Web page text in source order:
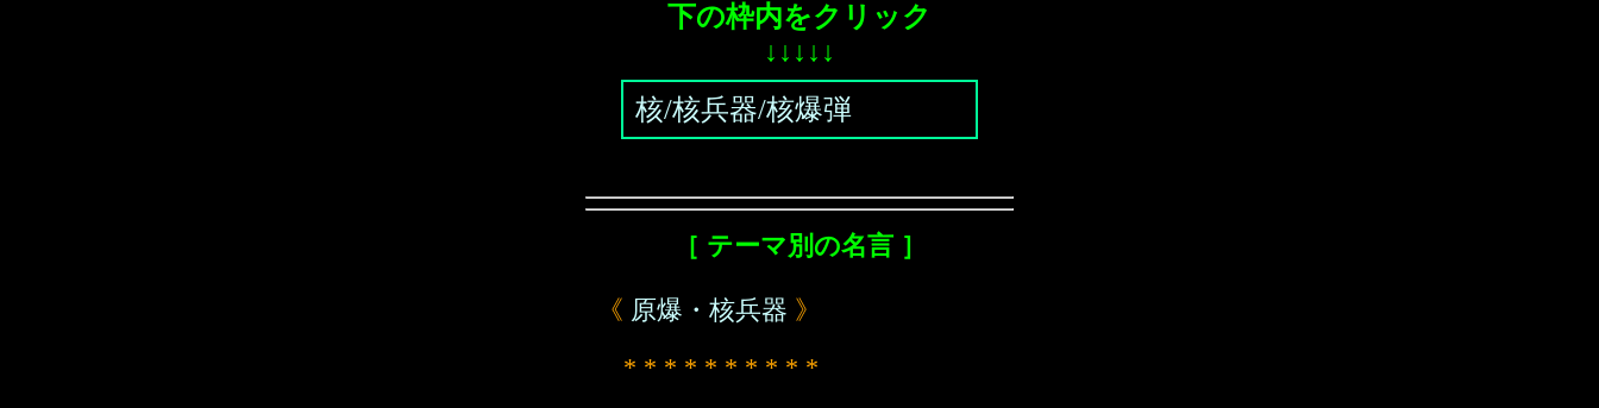
下の枠内をクリック
↓↓↓↓↓
核/核兵器/核爆弾
［ テーマ別の名言 ］
《 原爆・核兵器 》
* * * * * * * * * *